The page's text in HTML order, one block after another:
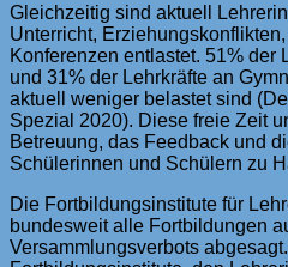
Gleichzeitig sind aktuell
Unterricht,
Konferenzen entlastet. 51% der
und 31% der Lehrkräfte an
aktuell weniger belastet sind
Spezial 2020). Diese freie Zeit
Betreuung, das Feedback und
Schülerinnen und Schülern zu
Die Fortbildungsinstitute für
bundesweit alle Fortbildungen
Versammlungsverbots